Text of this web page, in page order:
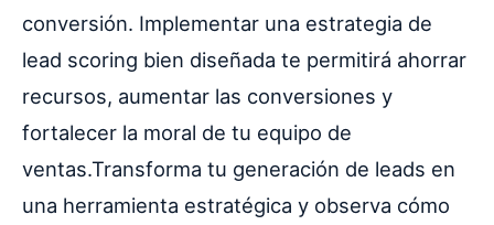
conversión. Implementar una estrategia de
lead scoring bien diseñada te permitirá ahorrar
recursos, aumentar las conversiones y
fortalecer la moral de tu equipo de
ventas.Transforma tu generación de leads en
una herramienta estratégica y observa cómo